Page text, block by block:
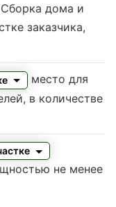
Сборка дома и
заказчика,
место для
в количестве
не менее